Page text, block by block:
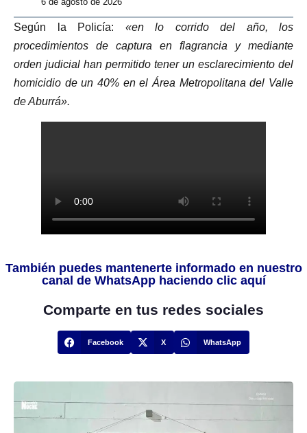
Según la Policía: «en lo corrido del año, los
procedimientos de captura en flagrancia y mediante
orden judicial han permitido tener un esclarecimiento del
homicidio de un 40% en el Área Metropolitana del Valle
de Aburrá».
También puedes mantenerte informado en nuestro
canal de WhatsApp haciendo clic aquí
Comparte en tus redes sociales
Facebook X WhatsApp